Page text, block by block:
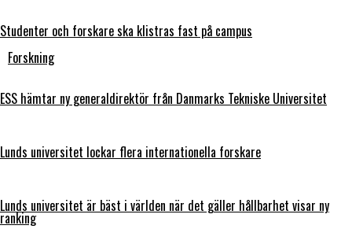
Studenter och forskare ska klistras fast på campus
Forskning
ESS hämtar ny generaldirektör från Danmarks Tekniske Universitet
Lunds universitet lockar flera internationella forskare
Lunds universitet är bäst i världen när det gäller hållbarhet visar ny
ranking